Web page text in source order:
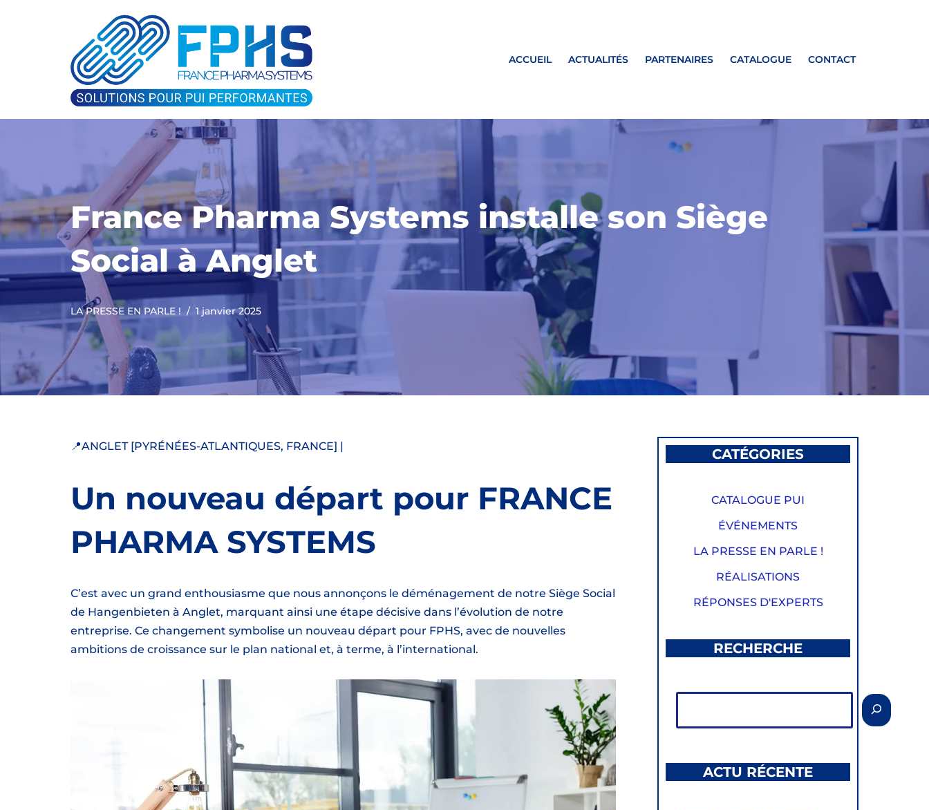
ACCUEIL ACTUALITÉS PARTENAIRES CATALOGUE CONTACT
France Pharma Systems installe son Siège
Social à Anglet
LA PRESSE EN PARLE ! 1 janvier 2025
📍ANGLET [PYRÉNÉES-ATLANTIQUES, FRANCE] |
Un nouveau départ pour FRANCE
PHARMA SYSTEMS
C’est avec un grand enthousiasme que nous annonçons le déménagement de notre Siège Social
de Hangenbieten à Anglet, marquant ainsi une étape décisive dans l’évolution de notre
entreprise. Ce changement symbolise un nouveau départ pour FPHS, avec de nouvelles
ambitions de croissance sur le plan national et, à terme, à l’international.
CATÉGORIES
CATALOGUE PUI
ÉVÉNEMENTS
LA PRESSE EN PARLE !
RÉALISATIONS
RÉPONSES D'EXPERTS
RECHERCHE
ACTU RÉCENTE